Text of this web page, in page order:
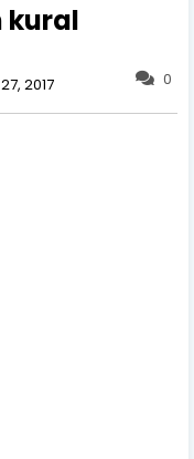
kural
0
2017